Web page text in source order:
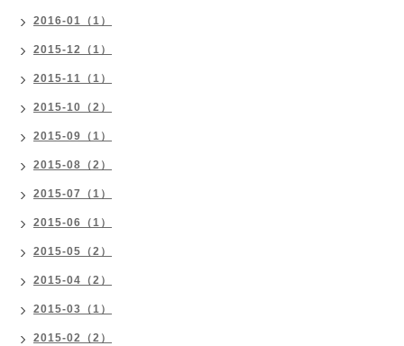
2016-01（1）
2015-12（1）
2015-11（1）
2015-10（2）
2015-09（1）
2015-08（2）
2015-07（1）
2015-06（1）
2015-05（2）
2015-04（2）
2015-03（1）
2015-02（2）